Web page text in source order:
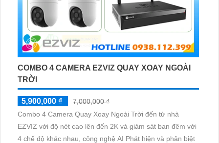
COMBO 4 CAMERA EZVIZ QUAY XOAY NGOÀI
TRỜI
5,900,000 ₫
7,000,000 ₫
Combo 4 Camera Quay Xoay Ngoài Trời đến từ nhà
EZVIZ với độ nét cao lên đến 2K và giám sát ban đêm với
4 chế độ khác nhau, công nghệ AI Phát hiện và phân biệt